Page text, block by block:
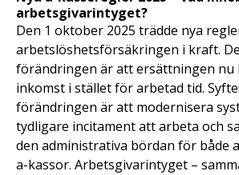
arbetsgivarintyget?
Den 1 oktober 2025 trädde nya
arbetslöshetsförsäkringen i kraft.
förändringen är att ersättningen nu
inkomst i stället för arbetad tid.
förändringen är att modernisera
tydligare incitament att arbeta och
den administrativa bördan för både
a-kassor. Arbetsgivarintyget –